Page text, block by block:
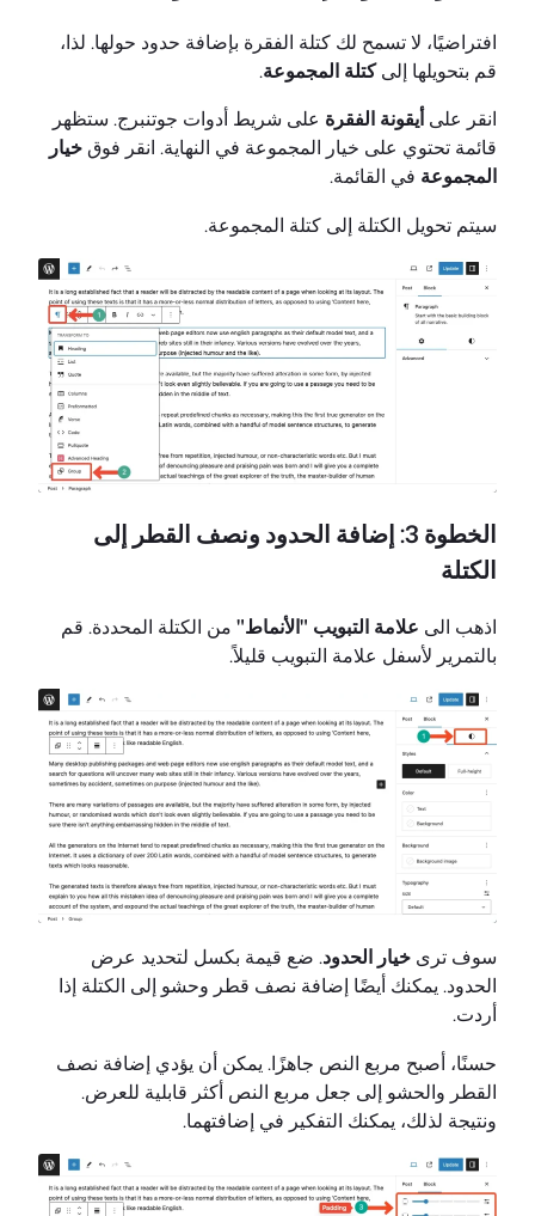
افتراضيًا، لا تسمح لك كتلة الفقرة بإضافة حدود حولها. لذا،
قم بتحويلها إلىكتلة المجموعة.
انقر علىأيقونة الفقرة على شريط أدوات جوتنبرج. ستظهر
قائمة تحتوي على خيار المجموعة في النهاية. انقر فوقخيار
المجموعة في القائمة.
سيتم تحويل الكتلة إلى كتلة المجموعة.
الخطوة 3: إضافة الحدود ونصف القطر إلى
الكتلة
اذهب الى علامة التبويب "الأنماط" من الكتلة المحددة. قم
بالتمرير لأسفل علامة التبويب قليلاً.
سوف ترى خيار الحدود. ضع قيمة بكسل لتحديد عرض
الحدود. يمكنك أيضًا إضافة نصف قطر وحشو إلى الكتلة إذا
أردت.
حسنًا، أصبح مربع النص جاهزًا. يمكن أن يؤدي إضافة نصف
القطر والحشو إلى جعل مربع النص أكثر قابلية للعرض.
ونتيجة لذلك، يمكنك التفكير في إضافتهما.